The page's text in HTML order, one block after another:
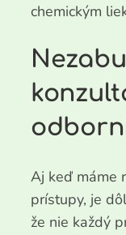
chemickým
Aj keď máme
prístupy, je
že nie každý